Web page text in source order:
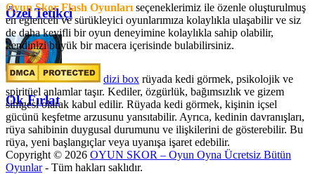
Özel Tetikçi
Ok Fırlat
Oyun Skor Flash Oyunları seçeneklerimiz ile özenle oluşturulmuş
en eğlenceli ve sürükleyici oyunlarımıza kolaylıkla ulaşabilir ve siz
de daha keyifli bir oyun deneyimine kolaylıkla sahip olabilir,
kendinizi büyük bir macera içerisinde bulabilirsiniz.
dizi box rüyada kedi görmek​, psikolojik ve
spiritüel anlamlar taşır. Kediler, özgürlük, bağımsızlık ve gizem
simgesi olarak kabul edilir. Rüyada kedi görmek, kişinin içsel
gücünü keşfetme arzusunu yansıtabilir. Ayrıca, kedinin davranışları,
rüya sahibinin duygusal durumunu ve ilişkilerini de gösterebilir. Bu
rüya, yeni başlangıçlar veya uyanışa işaret edebilir.
Copyright © 2026 OYUN SKOR – Oyun Oyna Ücretsiz Bütün
Oyunlar- Tüm hakları saklıdır.